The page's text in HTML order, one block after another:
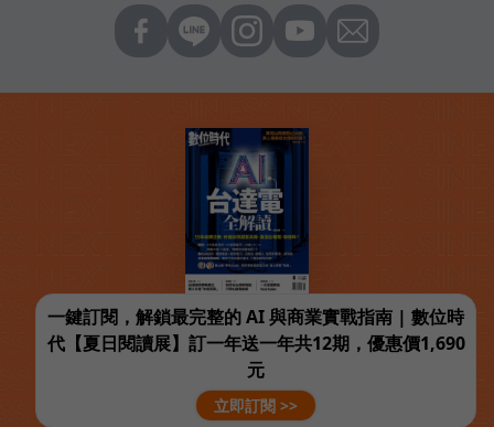
一鍵訂閱，解鎖最完整的 AI 與商業實戰指南 | 數位時
代【夏日閱讀展】訂一年送一年共12期，優惠價1,690
元
立即訂閱 >>